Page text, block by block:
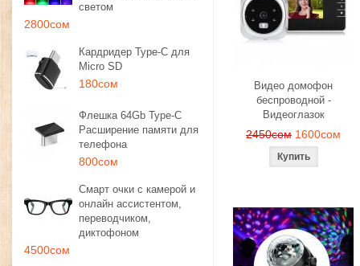
светом
2800сом
Кардридер Type-C для
Micro SD
180сом
Флешка 64Gb Type-C
Расширение памяти для
телефона
800сом
Смарт очки с камерой и
онлайн ассистентом,
переводчиком,
диктофоном
4500сом
Видео домофон
беспроводной -
Видеоглазок
2450сом 1600сом